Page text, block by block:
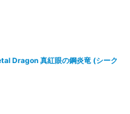
Dragon 真紅眼の鋼炎竜 (シーク